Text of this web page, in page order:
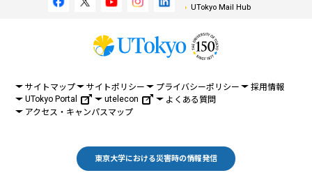
UTokyo Mail Hub
サイトマップ サイトポリシー プライバシーポリシー
採用情報
UTokyo Portal
utelecon
よくある質問
アクセス・キャンパスマップ
東京大学における災害時の情報発信